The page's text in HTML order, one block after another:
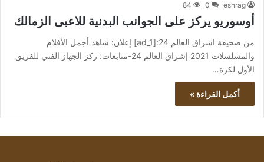
eshrag
0
84
أوسوريو يركز على الجوانب البدنية للاعبى الزمالك
من صحيفة اشراق العالم 24:[ad_1] إعلان: شاهد أجمل الأفلام
والمسلسلات 2021 إشراق العالم 24-متابعات: ركز الجهاز الفني للفريق
الأول لكرة…
أكمل القراءة »